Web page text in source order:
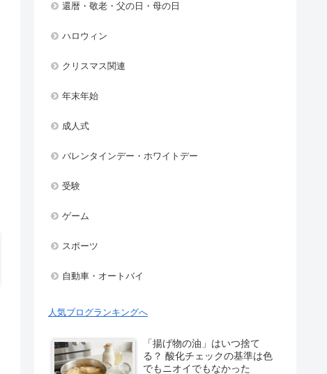
還暦・敬老・父の日・母の日
ハロウィン
クリスマス関連
年末年始
成人式
バレンタインデー・ホワイトデー
受験
ゲーム
スポーツ
自動車・オートバイ
人気ブログランキングへ
「揚げ物の油」はいつ捨て
る？ 酸化チェックの基準は色
でもニオイでもなかった